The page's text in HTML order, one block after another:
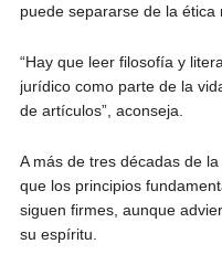
puede separarse de la
“Hay que leer filosofía y
jurídico como parte de la
de artículos”, aconseja.
A más de tres décadas de
que los principios
siguen firmes, aunque
su espíritu.